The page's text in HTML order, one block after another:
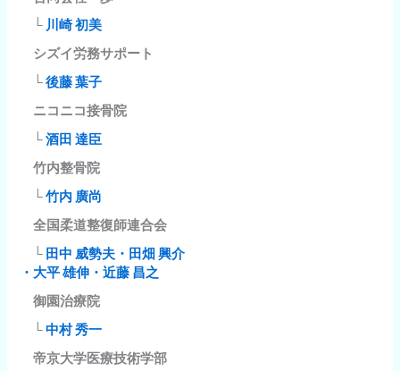
└ 川崎 初美
シズイ労務サポート
└後藤 葉子
ニコニコ接骨院
└酒田 達臣
竹内整骨院
└竹内 廣尚
全国柔道整復師連合会
└ 田中 威勢夫・田畑 興介
・大平 雄伸・近藤 昌之
御園治療院
└中村 秀一
帝京大学医療技術学部